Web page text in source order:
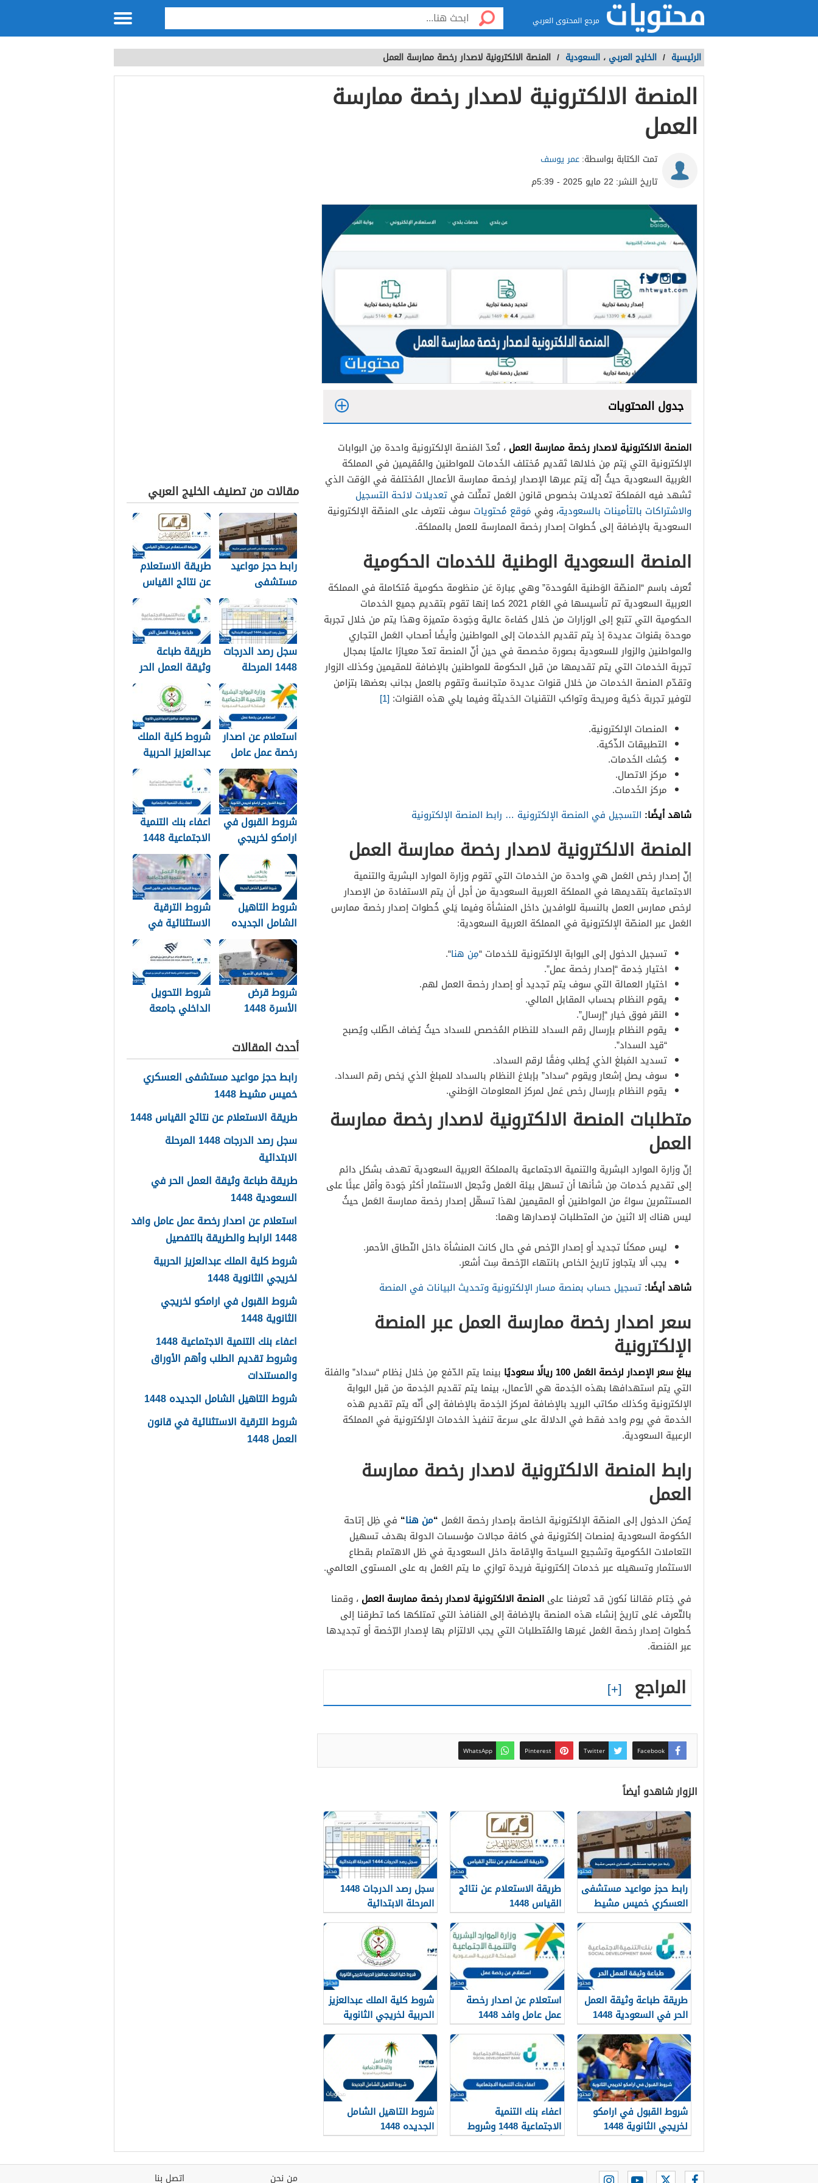
مرجع المحتوى العربي
الرئيسية / الخليج العربي ، السعودية / المنصة الالكترونية لاصدار رخصة ممارسة العمل
المنصة الالكترونية لاصدار رخصة ممارسة
العمل
تمت الكتابة بواسطة:عمر يوسف
تاريخ النشر: 22 مايو 2025 - 5:39م
جدول المحتويات
المنصة الالكترونية لاصدار رخصة ممارسة العمل ، تُعدّ المَنصة الإلكترونية واحدة مِن البوابات
الإلكترونية التي يَتم مِن خلالها تَقديم مُختلف الخَدمات للمواطنين والمُقيمين في المملكة
العَربية السعودية حيثُ إنّه يَتم عبرها الإصدار لِرخصة ممارسة الأعمال المُختلفة في الوَقت الذي
تَشهد فيه المَملكة تعديلات بخصوص قانون العَمل تمثّلت في تعديلات لائحة التسجيل
والاشتراكات بالتأمينات بالسعودية، وفي مَوقع مُحتويات سوف نتعرف على المنصّة الإلكترونية
السعودية بالإضافة إلى خُطوات إصدار رخصة الممارسة للعمل بالمملكة.
المنصة السعودية الوطنية للخدمات الحكومية
تُعرف باسم “المنصّة الوَطنية المُوحدة” وهي عِبارة عَن منظومة حكومية مُتكاملة في المملكة
العربية السعودية تم تأسيسها في العَام 2021 كما إنها تقوم بتقديم جميع الخدمات
الحكومية التي تتبع إلى الوزارات من خلال كفاءة عالية وجَودة متميزة وهذا يتم من خلال تجربة
موحدة بقنوات عديدة إذ يتم تقديم الخدمات إلى المواطنين وأيضًا أصحاب العَمل التجاري
والمواطنين والزوار للسعودية بصورة مخصصة في حين أنّ المنصة تعدّ معيارًا عالميًا بمجال
تجربة الخدمات التي يتم تقديمها من قبل الحكومة للمواطنين بالإضافة للمقيمين وكذلك الزوار
وتقدّم المنصة الخدمات من خلال قنوات عديدة متجانسة وتقوم بالعمل بجانب بعضها بتزامن
لتوفير تجربة ذكية ومريحة وتواكب التقنيات الحَديثة وفيما يلي هذه القنوات: [1]
المنصات الإلكترونية.
التطبيقات الذّكية.
كِشك الخَدمات.
مركز الاتصال.
مركز الخَدمات.
شاهد أيضًا: التسجيل في المنصة الإلكترونية … رابط المنصة الإلكترونية
المنصة الالكترونية لاصدار رخصة ممارسة العمل
إنّ إصدار رخص العَمل هي واحدة من الخدمات التي تقوم وزارة الموارد البشرية والتنمية
الاجتماعية بتقديمها في المملكة العربية السعودية من أجل أن يتم الاستفادة من الإصدار
لرخص ممارس العمل بالنسبة للوافدين داخل المنشأة وفيما يَلي خُطوات إصدار رخصة ممارس
العَمل عبر المنصّة الإلكترونية في المملكة العربية السعودية:
تسجيل الدخول إلى البوابة الإلكترونية للخدمات “مِن هنا“.
اختيار خِدمة “إصدار رخصة عمل”.
اختيار العمالة التي سوف يتم تجديد أو إصدار رخصة العمل لهم.
يقوم النظام بحساب المقابل المالي.
النقر فوق خيار “إرسال”.
يقوم النظام بإرسال رقم السداد للنظام المُخصص للسداد حيثُ يُضاف الطّلب ويُصبح
“قيد السداد”.
تسديد المَبلغ الذي يُطلب وفقًا لرقم السداد.
سوف يصل إشعار ويقوم “سداد” بإبلاغ النظام بالسداد للمبلغ الذي يَخص رقم السداد.
يقوم النظام بإرسال رخص عَمل لمركز المعلومات الوَطني.
متطلبات المنصة الالكترونية لاصدار رخصة ممارسة
العمل
إنّ وزارة الموارد البشرية والتنمية الاجتماعية بالمملكة العربية السعودية تهدف بشكل دائم
إلى تقديم خَدمات مِن شأنها أن تسهل بيئة العَمل وتَجعل الاستثمار أكثر جَودة وأقل عبئًا على
المستثمرين سواءً من المواطنين أو المقيمين لهذا تسهّل إصدار رخصة ممارسة العَمل حيثُ
ليس هناك إلا اثنين من المتطلبات لإصدارها وهما:
ليس ممكنًا تجديد أو إصدار الرّخص في حال كانت المنشأة داخل النّطاق الأحمر.
يجب ألا يتجاوز تاريخ الخاص بانتهاء الرّخصة سِت أشعر.
شاهد أيضًا: تسجيل حساب بمنصة مسار الإلكترونية وتحديث البيانات في المنصة
سعر اصدار رخصة ممارسة العمل عبر المنصة
الإلكترونية
يبلغ سعر الإصدار لرخصة العَمل 100 ريالًا سعوديًا
بينما يتم الدّفع مِن خلال نِظام “سداد” والفئة
التي يتم استهدافها بهذه الخِدمة هي الأعمال، بينما يتم تقديم الخِدمة من قبل البوابة
الإلكترونية وكذلك مكاتب البريد بالإضافة لمركز الخِدمة بالإضافة إلى أنّه يتم تقديم هذه
الخدمة في يوم واحد فقط في الدلالة على سرعة تنفيذ الخدمات الإلكترونية في المملكة
الرعبية السعودية.
رابط المنصة الالكترونية لاصدار رخصة ممارسة
العمل
يُمكن الدخول إلى المنصّة الإلكترونية الخاصة بإصدار رخصة العَمل “من هنا“ في ظِل إتاحة
الحُكومة السعودية لِمنصات إلكترونية في كافة مجالات مؤسسات الدولة بهدف تسهيل
التعاملات الحُكومية وتشجيع السياحة والإقامة داخل السعودية في ظل الاهتمام بقطاع
الاستثمار وتسهيله عبر خدمات إلكترونية فريدة توازي ما يتم العَمل به على المستوى العالمي.
في خِتام مَقالنا نَكون قد تَعرفنا على المنصة الالكترونية لاصدار رخصة ممارسة العمل ، وقمنا
بالتّعرف عَلى تاريخ إنشاء هذه المنصة بالإضافة إلى المَنافذ التي تمتلكها كما تطرقنا إلى
خُطوات إصدار رخصة العَمل عَبرها والمُتطلبات التي يجب الالتزام بها لإصدار الرّخصة أو تجديدها
عبر المَنصة.
المراجع
Facebook
Twitter
Pinterest
WhatsApp
الزوار شاهدو أيضاً
رابط حجز مواعيد مستشفى
العسكري خميس مشيط
1448
طريقة الاستعلام عن نتائج
القياس 1448
سجل رصد الدرجات 1448
المرحلة الابتدائية
طريقة طباعة وثيقة العمل
الحر في السعودية 1448
استعلام عن اصدار رخصة
عمل عامل وافد 1448
الرابط والطريقة بالتفصيل
شروط كلية الملك عبدالعزيز
الحربية لخريجي الثانوية
1448
شروط القبول في ارامكو
لخريجي الثانوية 1448
اعفاء بنك التنمية
الاجتماعية 1448 وشروط
تقديم الطلب وأهم الأوراق
والمستندات
شروط التاهيل الشامل
الجديده 1448
مقالات من تصنيف الخليج العربي
رابط حجز مواعيد
مستشفى
العسكري خميس
مشيط 1448
طريقة الاستعلام
عن نتائج القياس
1448
سجل رصد الدرجات
1448 المرحلة
الابتدائية
طريقة طباعة
وثيقة العمل الحر
في السعودية
1448
استعلام عن اصدار
رخصة عمل عامل
وافد 1448 الرابط
والطريقة
بالتفصيل
شروط كلية الملك
عبدالعزيز الحربية
لخريجي الثانوية
1448
شروط القبول في
ارامكو لخريجي
الثانوية 1448
اعفاء بنك التنمية
الاجتماعية 1448
وشروط تقديم
الطلب وأهم
الأوراق
والمستندات
شروط التاهيل
الشامل الجديده
1448
شروط الترقية
الاستثنائية في
قانون العمل 1448
شروط قرض
الأسرة 1448
شروط التحويل
الداخلي جامعة
أحدث المقالات
رابط حجز مواعيد مستشفى العسكري
خميس مشيط 1448
طريقة الاستعلام عن نتائج القياس 1448
سجل رصد الدرجات 1448 المرحلة
الابتدائية
طريقة طباعة وثيقة العمل الحر في
السعودية 1448
استعلام عن اصدار رخصة عمل عامل وافد
1448 الرابط والطريقة بالتفصيل
شروط كلية الملك عبدالعزيز الحربية
لخريجي الثانوية 1448
شروط القبول في ارامكو لخريجي
الثانوية 1448
اعفاء بنك التنمية الاجتماعية 1448
وشروط تقديم الطلب وأهم الأوراق
والمستندات
شروط التاهيل الشامل الجديده 1448
شروط الترقية الاستثنائية في قانون
العمل 1448
اتصل بنا من نحن